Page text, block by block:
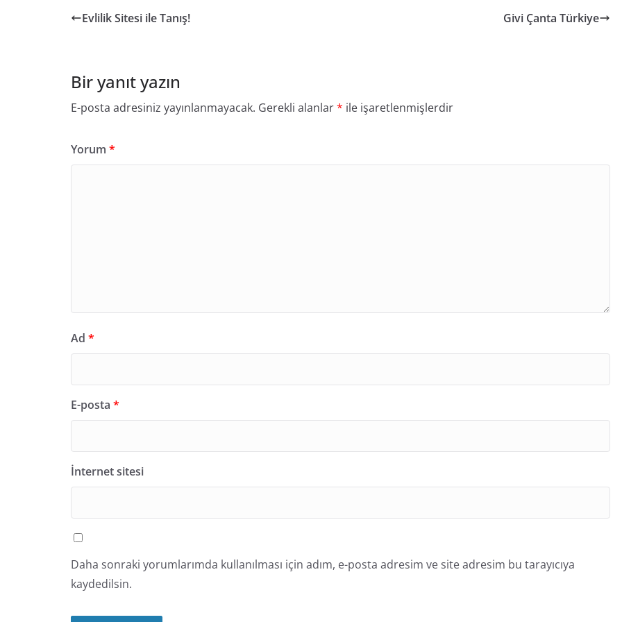
Evlilik Sitesi ile Tanış! Givi Çanta Türkiye
Bir yanıt yazın
E-posta adresiniz yayınlanmayacak. Gerekli alanlar* ile işaretlenmişlerdir
Yorum *
Ad *
E-posta *
İnternet sitesi
Daha sonraki yorumlarımda kullanılması için adım, e-posta adresim ve site adresim bu tarayıcıya
kaydedilsin.